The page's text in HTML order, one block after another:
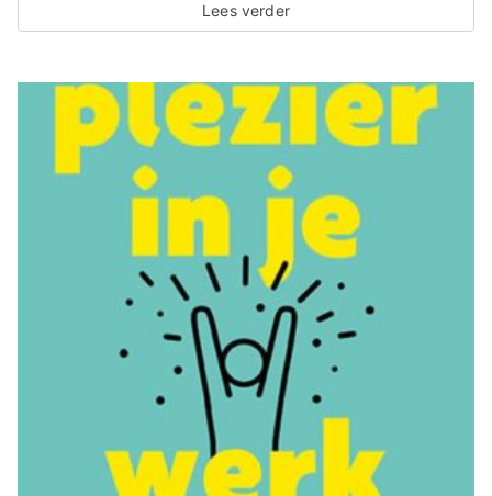
Lees verder